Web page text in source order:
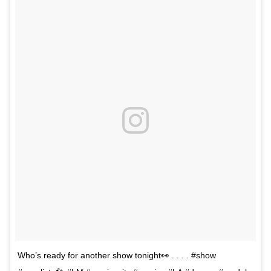
Who’s ready for another show tonight👀 . . . . #show